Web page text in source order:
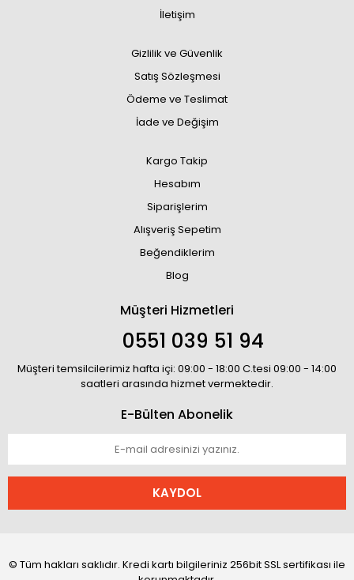
İletişim
Gizlilik ve Güvenlik
Satış Sözleşmesi
Ödeme ve Teslimat
İade ve Değişim
Kargo Takip
Hesabım
Siparişlerim
Alışveriş Sepetim
Beğendiklerim
Blog
Müşteri Hizmetleri
0551 039 51 94
Müşteri temsilcilerimiz hafta içi: 09:00 - 18:00 C.tesi 09:00 - 14:00
saatleri arasında hizmet vermektedir.
E-Bülten Abonelik
KAYDOL
© Tüm hakları saklıdır. Kredi kartı bilgileriniz 256bit SSL sertifikası ile